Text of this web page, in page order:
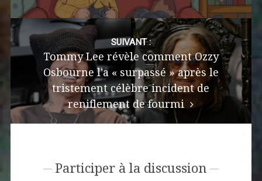
SUIVANT :
Tommy Lee révèle comment Ozzy
Osbourne l'a « surpassé » après le
tristement célèbre incident de
reniflement de fourmi
Participer à la discussion